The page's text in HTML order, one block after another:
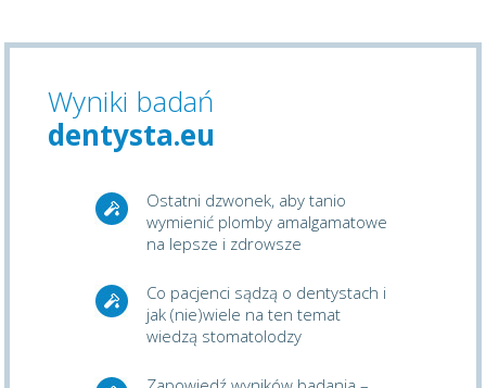
Wyniki badań
dentysta.eu
Ostatni dzwonek, aby tanio
wymienić plomby amalgamatowe
na lepsze i zdrowsze
Co pacjenci sądzą o dentystach i
jak (nie)wiele na ten temat
wiedzą stomatolodzy